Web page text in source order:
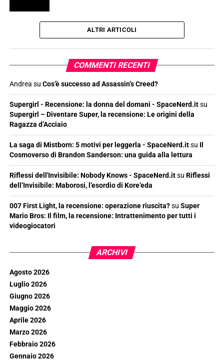
ALTRI ARTICOLI
COMMENTI RECENTI
Andrea su Cos’è successo ad Assassin’s Creed?
Supergirl - Recensione: la donna del domani - SpaceNerd.itsu
Supergirl – Diventare Super, la recensione: Le origini della
Ragazza d’Acciaio
La saga di Mistborn: 5 motivi per leggerla - SpaceNerd.itsu Il
Cosmoverso di Brandon Sanderson: una guida alla lettura
Riflessi dell'Invisibile: Nobody Knows - SpaceNerd.itsu Riflessi
dell’Invisibile: Maborosi, l’esordio di Kore’eda
007 First Light, la recensione: operazione riuscita?su Super
Mario Bros: Il film, la recensione: Intrattenimento per tutti i
videogiocatori
ARCHIVI
Agosto 2026
Luglio 2026
Giugno 2026
Maggio 2026
Aprile 2026
Marzo 2026
Febbraio 2026
Gennaio 2026